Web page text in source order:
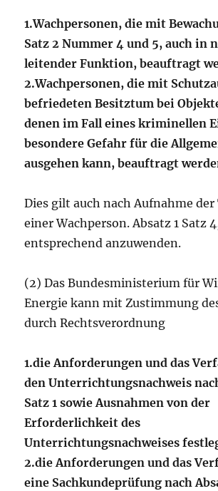
1.Wachpersonen, die mit
Satz 2 Nummer 4 und 5, auch in
leitender Funktion, beauftragt
2.Wachpersonen, die mit
befriedeten Besitztum bei
denen im Fall eines kriminellen
besondere Gefahr für die
ausgehen kann, beauftragt
Dies gilt auch nach Aufnahme
einer Wachperson. Absatz 1 Satz
entsprechend anzuwenden.
(2) Das Bundesministerium für
Energie kann mit Zustimmung
durch Rechtsverordnung
1.die Anforderungen und das
den Unterrichtungsnachweis
Satz 1 sowie Ausnahmen von der
Erforderlichkeit des
Unterrichtungsnachweises
2.die Anforderungen und das
eine Sachkundeprüfung nach